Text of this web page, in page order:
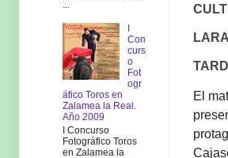
El
Con
curs
o
Fot
ogr
áfico Toros en
Zalamea la Real.
Año 2009
I Concurso
Fotográfico Toros
en Zalamea la